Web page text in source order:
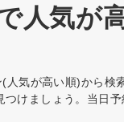
人気が
(人気が高い順)から検
けましょう。当日予